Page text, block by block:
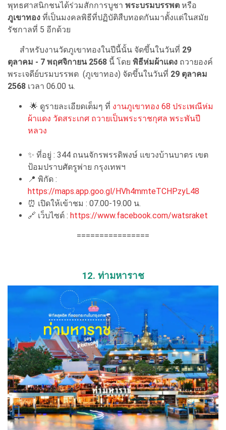
พุทธศาสนิกชนได้ร่วมสักการบูชา พระบรมบรรพต หรือ
ภูเขาทอง ที่เป็นมงคลพิธีที่ปฏิบัติสืบทอดกันมาตั้งแต่ในสมัย
รัชกาลที่ 5 อีกด้วย
สำหรับงานวัดภูเขาทองในปีนี้นั้น จัดขึ้นในวันที่ 29
ตุลาคม - 7 พฤศจิกายน 2568 นี้ โดย พิธีห่มผ้าแดง ถวายองค์
พระเจดีย์บรมบรรพต (ภูเขาทอง) จัดขึ้นในวันที่ 29 ตุลาคม
2568 เวลา 06.00 น.
🌟 ดูรายละเอียดเต็มๆ ที่ งานภูเขาทอง 68 ประเพณีห่ม
ผ้าแดง วัดสระเกศ ถวายเป็นพระราชกุศล พระพันปี
หลวง
✨ ที่อยู่ : 344 ถนนจักรพรรดิพงษ์ แขวงบ้านบาตร เขต
ป้อมปราบศัตรูพ่าย กรุงเทพฯ
📍 พิกัด :
https://maps.app.goo.gl/HVh4mmteTCHPzyL48
⏰ เปิดให้เข้าชม : 07.00-19.00 น.
🔗 เว็บไซต์ : https://www.facebook.com/watsraket
================
12. ท่ามหาราช